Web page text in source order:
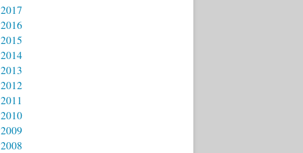
2017
2016
2015
2014
2013
2012
2011
2010
2009
2008